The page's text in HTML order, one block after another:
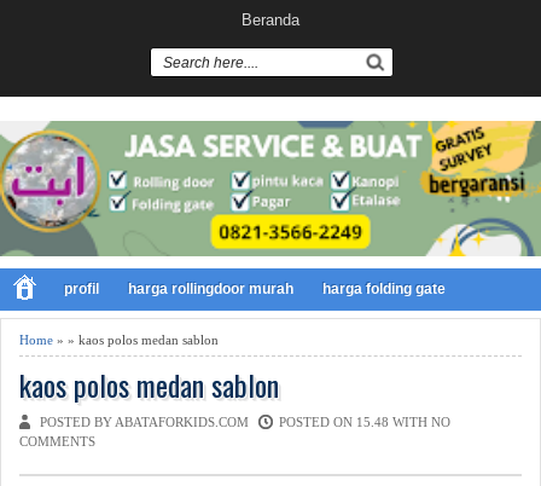
Beranda
profil harga rollingdoor murah harga folding gate
Home » » kaos polos medan sablon
kaos polos medan sablon
POSTED BY ABATAFORKIDS.COM POSTED ON 15.48 WITH NO
COMMENTS